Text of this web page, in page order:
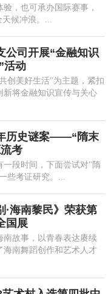
，也可承办国际赛事，
候冲浪。...
公司开展“金融知识
活动
创美好生活"为主题，紧扣
新将金融知识宣传与关心
历史谜案——“隋末
考
一段时间，下面尝试对"隋
些考证研究。...
·海南黎民》荣获第
国展
南故事，以青春表达赓续
海南舞蹈创作和艺术人才